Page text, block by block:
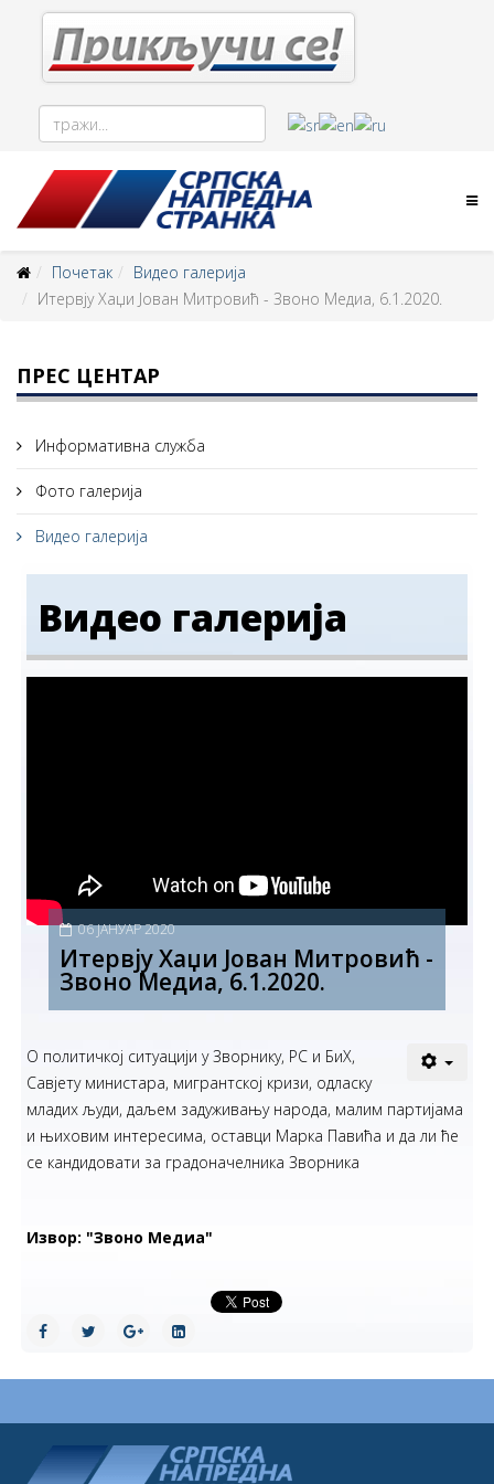
Почетак
Видео галерија
Итервју Хаџи Јован Митровић - Звоно Медиа, 6.1.2020.
ПРЕС ЦЕНТАР
Информативна служба
Фото галерија
Видео галерија
Видео галерија
06 ЈАНУАР 2020
Итервју Хаџи Јован Митровић -
Звоно Медиа, 6.1.2020.
О политичкој ситуацији у Зворнику, РС и БиХ,
Савјету министара, мигрантској кризи, одласку
младих људи, даљем задуживању народа, малим партијама
и њиховим интересима, оставци Марка Павића и да ли ће
се кандидовати за градоначелника Зворника
Извор: "Звоно Медиа"